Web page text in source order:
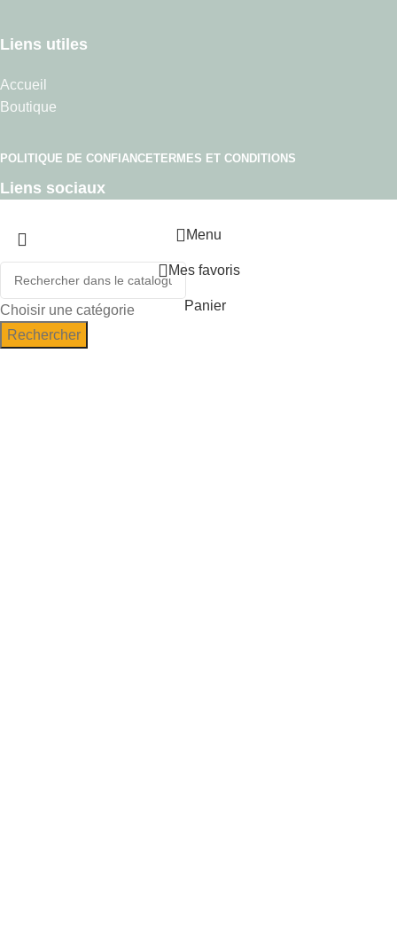
Liens utiles
Accueil
Boutique
POLITIQUE DE CONFIANCETERMES ET CONDITIONS
Liens sociaux
Choisir une catégorie
Rechercher
Menu
Mes favoris
Panier